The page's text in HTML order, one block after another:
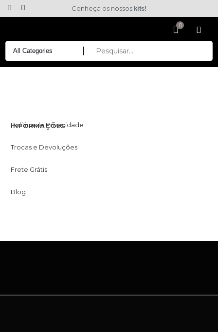
Conheça os nossos kits!
INFORMAÇÕES
Política de Privacidade
Trocas e Devoluções
Frete Grátis
Blog